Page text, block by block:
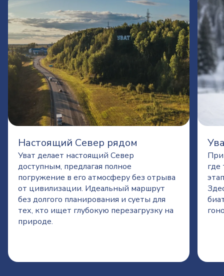
Настоящий Север рядом
Уват делает настоящий Север
доступным, предлагая полное
погружение в его атмосферу без отрыва
от цивилизации. Идеальный маршрут
без долгого планирования и суеты для
тех, кто ищет глубокую перезагрузку на
природе.
где